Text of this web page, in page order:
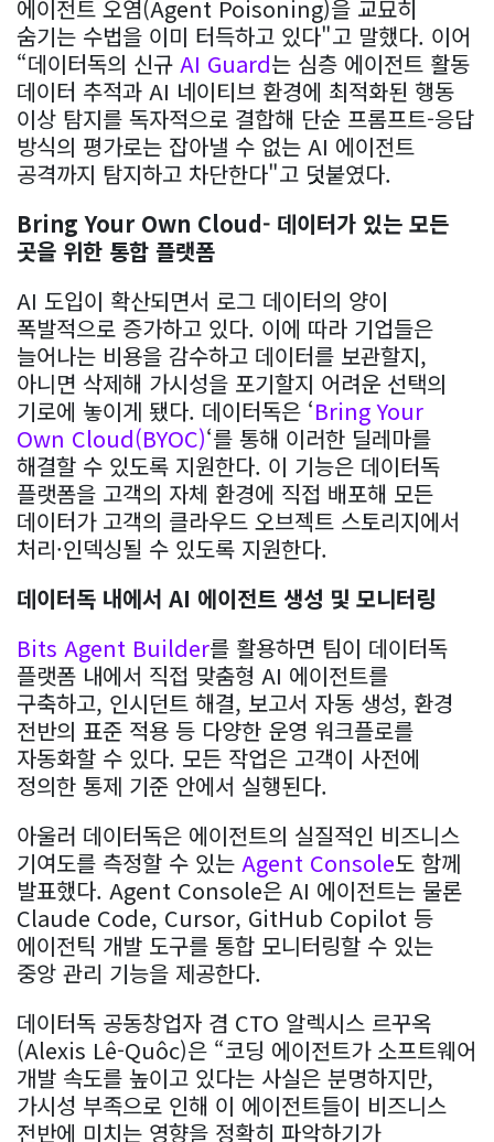
에이전트 오염(Agent Poisoning)을 교묘히
숨기는 수법을 이미 터득하고 있다"고 말했다. 이어
“데이터독의 신규 AI Guard는 심층 에이전트 활동
데이터 추적과 AI 네이티브 환경에 최적화된 행동
이상 탐지를 독자적으로 결합해 단순 프롬프트-응답
방식의 평가로는 잡아낼 수 없는 AI 에이전트
공격까지 탐지하고 차단한다"고 덧붙였다.
Bring Your Own Cloud- 데이터가 있는 모든
곳을 위한 통합 플랫폼
AI 도입이 확산되면서 로그 데이터의 양이
폭발적으로 증가하고 있다. 이에 따라 기업들은
늘어나는 비용을 감수하고 데이터를 보관할지,
아니면 삭제해 가시성을 포기할지 어려운 선택의
기로에 놓이게 됐다. 데이터독은 ‘Bring Your
Own Cloud(BYOC)‘를 통해 이러한 딜레마를
해결할 수 있도록 지원한다. 이 기능은 데이터독
플랫폼을 고객의 자체 환경에 직접 배포해 모든
데이터가 고객의 클라우드 오브젝트 스토리지에서
처리·인덱싱될 수 있도록 지원한다.
데이터독 내에서 AI 에이전트 생성 및 모니터링
Bits Agent Builder를 활용하면 팀이 데이터독
플랫폼 내에서 직접 맞춤형 AI 에이전트를
구축하고, 인시던트 해결, 보고서 자동 생성, 환경
전반의 표준 적용 등 다양한 운영 워크플로를
자동화할 수 있다. 모든 작업은 고객이 사전에
정의한 통제 기준 안에서 실행된다.
아울러 데이터독은 에이전트의 실질적인 비즈니스
기여도를 측정할 수 있는 Agent Console도 함께
발표했다. Agent Console은 AI 에이전트는 물론
Claude Code, Cursor, GitHub Copilot 등
에이전틱 개발 도구를 통합 모니터링할 수 있는
중앙 관리 기능을 제공한다.
데이터독 공동창업자 겸 CTO 알렉시스 르꾸옥
(Alexis Lê-Quôc)은 “코딩 에이전트가 소프트웨어
개발 속도를 높이고 있다는 사실은 분명하지만,
가시성 부족으로 인해 이 에이전트들이 비즈니스
전반에 미치는 영향을 정확히 파악하기가